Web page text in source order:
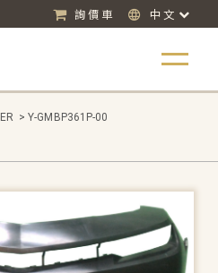
詢價車 中文
> Y-GMBP361P-00